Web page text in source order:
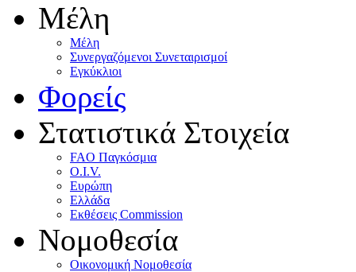
Μέλη
Mέλη
Συνεργαζόμενοι Συνεταιρισμοί
Εγκύκλιοι
Φορείς
Στατιστικά Στοιχεία
FAO Παγκόσμια
O.I.V.
Ευρώπη
Ελλάδα
Eκθέσεις Commission
Νομοθεσία
Οικονομική Νομοθεσία